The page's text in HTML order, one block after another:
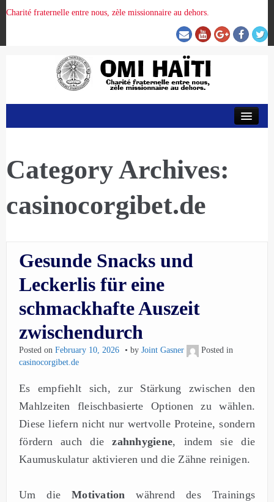
Charité fraternelle entre nous, zèle missionnaire au dehors.
ORGANISATION DE LA PROVINCE
PRÉSENCE OMI
NOUS CONTACTER
Category Archives:
casinocorgibet.de
Gesunde Snacks und
Leckerlis für eine
schmackhafte Auszeit
zwischendurch
Posted on February 10, 2026 by Joint Gasner
Posted in
casinocorgibet.de
Es empfiehlt sich, zur Stärkung zwischen den
Mahlzeiten fleischbasierte Optionen zu wählen.
Diese liefern nicht nur wertvolle Proteine, sondern
fördern auch diezahnhygiene, indem sie die
Kaumuskulatur aktivieren und die Zähne reinigen.
Um dieMotivation während des Trainings